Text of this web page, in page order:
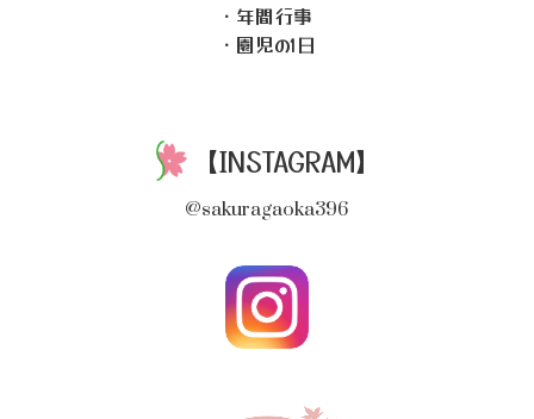
・年間行事
・園児の1日
【INSTAGRAM】
@sakuragaoka396